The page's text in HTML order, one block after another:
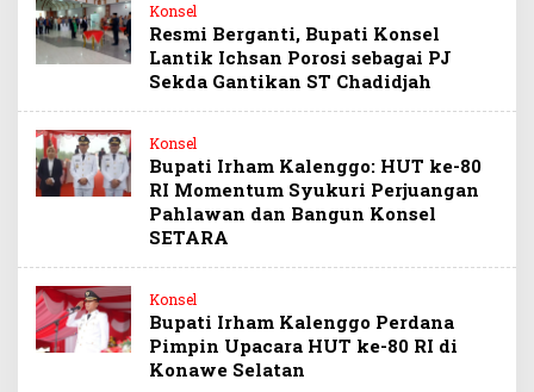
Konsel
Resmi Berganti, Bupati Konsel
Lantik Ichsan Porosi sebagai PJ
Sekda Gantikan ST Chadidjah
Konsel
Bupati Irham Kalenggo: HUT ke-80
RI Momentum Syukuri Perjuangan
Pahlawan dan Bangun Konsel
SETARA
Konsel
Bupati Irham Kalenggo Perdana
Pimpin Upacara HUT ke-80 RI di
Konawe Selatan